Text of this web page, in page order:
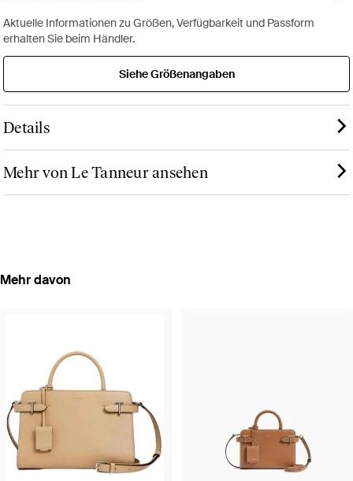
Aktuelle Informationen zu Größen, Verfügbarkeit und Passform
erhalten Sie beim Händler.
Siehe Größenangaben
Details
Mehr von Le Tanneur ansehen
Mehr davon